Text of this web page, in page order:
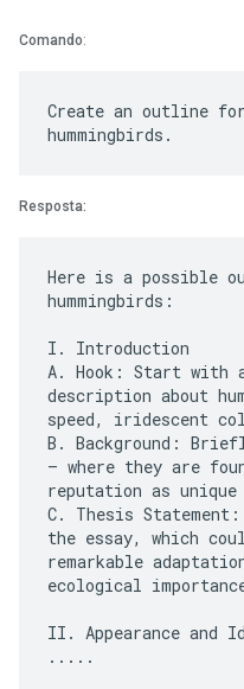
Comando:
Create an outline
Resposta:
Here is a possible
hummingbirds:
I. Introduction
A. Hook: Start with
description about
speed, iridescent
B. Background:
– where they are
reputation as
C. Thesis
the essay, which
remarkable
ecological
II. Appearance and